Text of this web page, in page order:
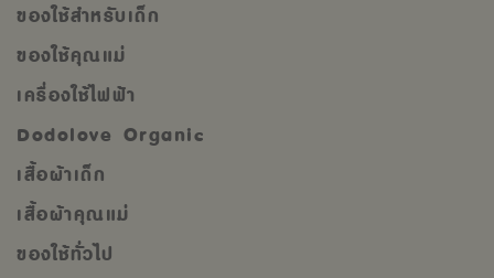
ของใช้สำหรับเด็ก
ของใช้คุณแม่
เครื่องใช้ไฟฟ้า
Dodolove Organic
เสื้อผ้าเด็ก
เสื้อผ้าคุณแม่
ของใช้ทั่วไป